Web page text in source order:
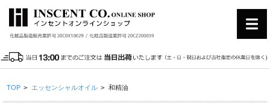
TOP > エッセンシャルオイル > 和精油